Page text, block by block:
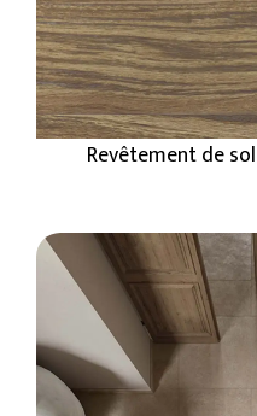
Revêtement de